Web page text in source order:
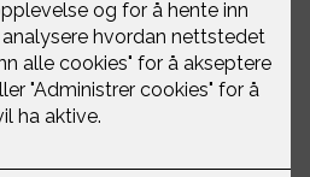
det er norske eller
og line til flaggstangen eller
eldste flaggprodusent og